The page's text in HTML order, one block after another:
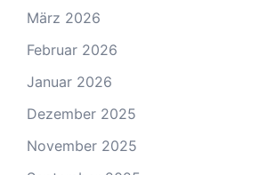
März 2026
Februar 2026
Januar 2026
Dezember 2025
November 2025